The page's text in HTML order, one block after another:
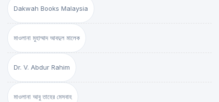
Dakwah Books Malaysia
মাওলানা মুহাম্মাদ আবদুল মালেক
Dr. V. Abdur Rahim
মাওলানা আবু তাহের মেসবাহ